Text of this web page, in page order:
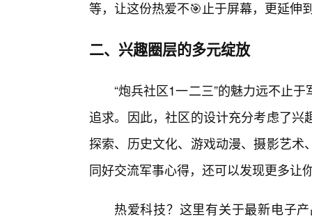
等，让这份热爱不🎯止于屏幕，更延伸
二、兴趣圈层的多元绽放
“炮兵社区1一二三”的魅力远不止
追求。因此，社区的设计充分考虑了
探索、历史文化、游戏动漫、摄影艺
同好交流军事心得，还可以发现更多让
热爱科技？这里有关于最新电子